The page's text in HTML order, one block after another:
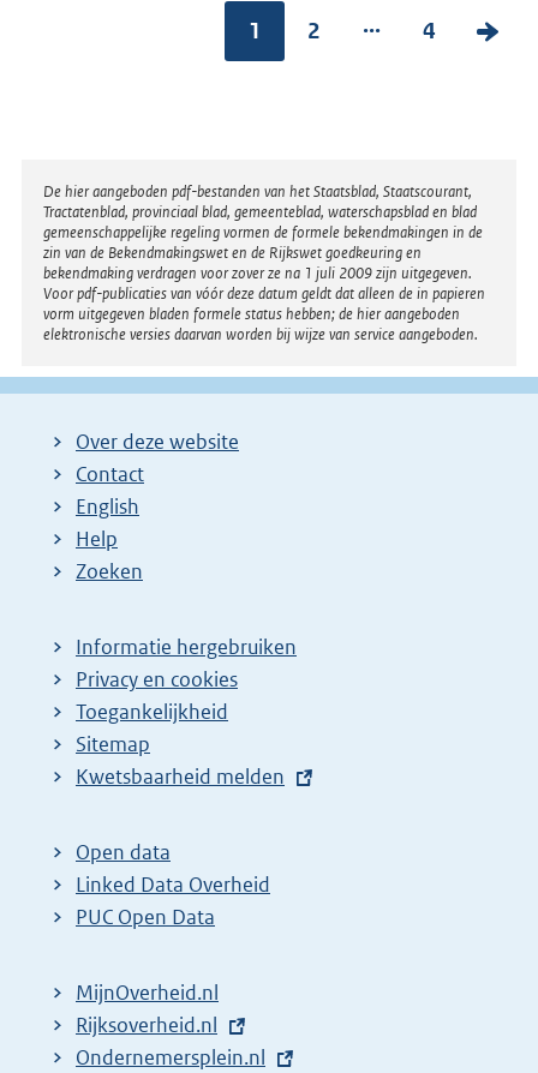
1 2 ... 4
V
g
Disclaimer
De hier aangeboden pdf-bestanden van het Staatsblad, Staatscourant,
Tractatenblad, provinciaal blad, gemeenteblad, waterschapsblad en blad
gemeenschappelijke regeling vormen de formele bekendmakingen in de
zin van de Bekendmakingswet en de Rijkswet goedkeuring en
bekendmaking verdragen voor zover ze na 1 juli 2009 zijn uitgegeven.
Voor pdf-publicaties van vóór deze datum geldt dat alleen de in papieren
vorm uitgegeven bladen formele status hebben; de hier aangeboden
elektronische versies daarvan worden bij wijze van service aangeboden.
Over deze website
Contact
English
Help
Zoeken
Informatie hergebruiken
Privacy en cookies
Toegankelijkheid
Sitemap
E
t
e
r
l
i
Kwetsbaarheid melden
Open data
Linked Data Overheid
PUC Open Data
MijnOverheid.nl
E
x
Rijksoverheid.nl
E
Ondernemersplein.nl